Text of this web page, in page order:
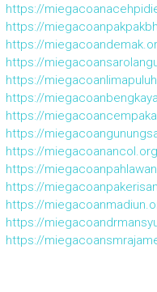
https://
https://
https://
https://
https://
https://
https://
https://
https://miegacoanancol.org
https://
https://
https://
https://
https://